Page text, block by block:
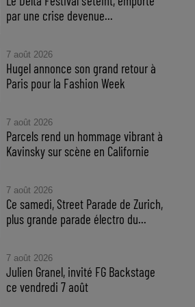
par une crise devenue...
7 août 2026
Hugel annonce son grand retour à
Paris pour la Fashion Week
7 août 2026
Parcels rend un hommage vibrant à
Kavinsky sur scène en Californie
7 août 2026
Ce samedi, Street Parade de Zurich,
plus grande parade électro du...
7 août 2026
Julien Granel, invité FG Backstage
ce vendredi 7 août